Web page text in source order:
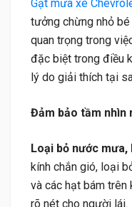
Gạt mưa xe
tưởng chừng nhỏ
quan trọng trong
đặc biệt trong điều
lý do giải thích tại
Đảm bảo tầm nhìn
Loại bỏ nước mưa,
kính chắn gió, loại
và các hạt bám trên
rõ nét cho người lái.